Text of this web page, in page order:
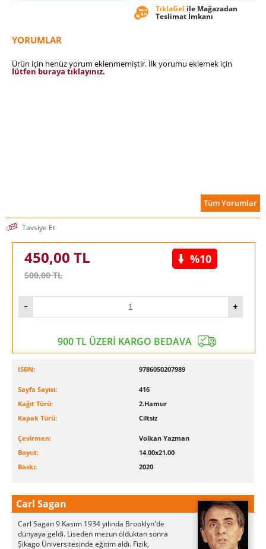
Carl Sagan, okurlarını bilim-siyaset-askerlik üçgeninde zihinsel
TıklaGel ile Mağazadan
Teslimat İmkanı
YORUMLAR
Ürün için henüz yorum eklenmemiştir. İlk yorumu eklemek için
lütfen buraya tıklayınız.
Tüm Yorumlar
Tavsiye Et
450,00 TL
500,00TL
%10
900 TL ÜZERİ KARGO BEDAVA
ISBN: 9786050207989
Sayfa Sayısı:
416
Kağıt Türü:
2.Hamur
Kapak Türü:
Ciltsiz
Çevirmen:
Volkan Yazman
Boyut:
14.00x21.00
Baskı:
2020
Carl Sagan
Carl Sagan 9 Kasım 1934 yılında Brooklyn'de
dünyaya geldi. Liseden mezun olduktan sonra
Şikago Üniversitesinde eğitim aldı. Fizik,